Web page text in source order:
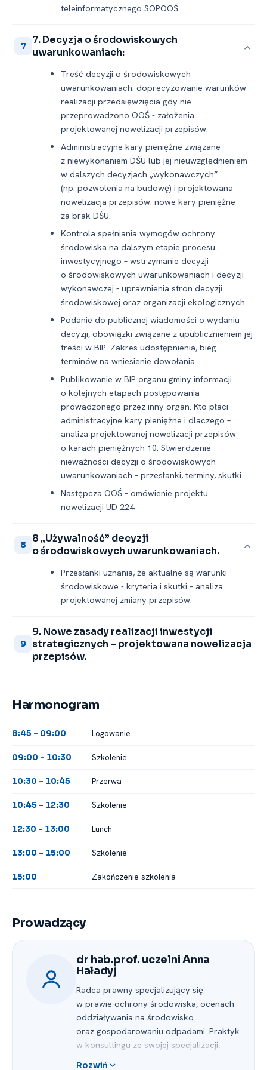
teleinformatycznego SOPOOŚ.
7
7. Decyzja o środowiskowych
uwarunkowaniach:
Treść decyzji o środowiskowych
uwarunkowaniach. doprecyzowanie warunków
realizacji przedsięwzięcia gdy nie
przeprowadzono OOŚ -⁠ założenia
projektowanej nowelizacji przepisów.
Administracyjne kary pieniężne związane
z niewykonaniem DŚU lub jej nieuwzględnieniem
w dalszych decyzjach „wykonawczych”
(np. pozwolenia na budowę) i projektowana
nowelizacja przepisów. nowe kary pieniężne
za brak DŚU.
Kontrola spełniania wymogów ochrony
środowiska na dalszym etapie procesu
inwestycyjnego – wstrzymanie decyzji
o środowiskowych uwarunkowaniach i decyzji
wykonawczej -⁠ uprawnienia stron decyzji
środowiskowej oraz organizacji ekologicznych
Podanie do publicznej wiadomości o wydaniu
decyzji, obowiązki związane z upublicznieniem jej
treści w BIP. Zakres udostępnienia, bieg
terminów na wniesienie dowołania
Publikowanie w BIP organu gminy informacji
o kolejnych etapach postępowania
prowadzonego przez inny organ. Kto płaci
administracyjne kary pieniężne i dlaczego –
analiza projektowanej nowelizacji przepisów
o karach pieniężnych 10. Stwierdzenie
nieważności decyzji o środowiskowych
uwarunkowaniach – przesłanki, terminy, skutki.
Następcza OOŚ – omówienie projektu
nowelizacji UD 224.
8
8 „Używalność” decyzji
o środowiskowych uwarunkowaniach.
Przesłanki uznania, że aktualne są warunki
środowiskowe -⁠ kryteria i skutki – analiza
projektowanej zmiany przepisów.
9
9. Nowe zasady realizacji inwestycji
strategicznych – projektowana nowelizacja
przepisów.
Harmonogram
8:45 -⁠ 09:00 Logowanie
09:00 -⁠ 10:30 Szkolenie
10:30 -⁠ 10:45 Przerwa
10:45 -⁠ 12:30 Szkolenie
12:30 -⁠ 13:00 Lunch
13:00 -⁠ 15:00 Szkolenie
15:00 Zakończenie szkolenia
Prowadzący
dr hab.prof. uczelni Anna
Haładyj
Radca prawny specjalizujący się
w prawie ochrony środowiska, ocenach
oddziaływania na środowisko
oraz gospodarowaniu odpadami. Praktyk
w konsultingu ze swojej specjalizacji,
Rozwiń